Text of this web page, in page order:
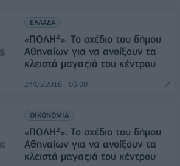
ΕΛΛΑΔΑ
«ΠΟΛΗ²»: Το σχέδιο του δήμου
Αθηναίων για να ανοίξουν τα
κλειστά μαγαζιά του κέντρου
24/05/2018 - 03:00
ΟΙΚΟΝΟΜΙΑ
«ΠΟΛΗ²»: Το σχέδιο του δήμου
Αθηναίων για να ανοίξουν τα
κλειστά μαγαζιά του κέντρου